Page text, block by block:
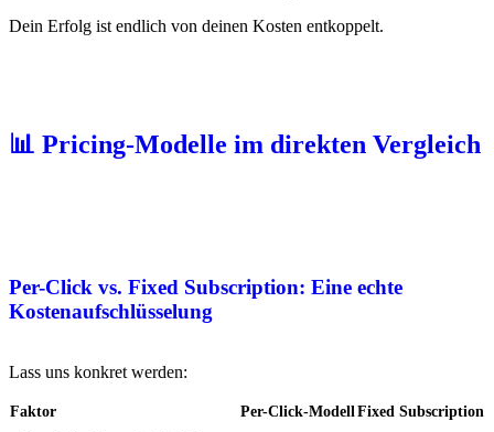
Dein Erfolg ist endlich von deinen Kosten entkoppelt.
📊 Pricing-Modelle im direkten Vergleich
Per-Click vs. Fixed Subscription: Eine echte
Kostenaufschlüsselung
Lass uns konkret werden:
Faktor Per-Click-ModellFixed Subscription